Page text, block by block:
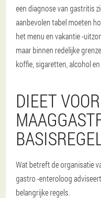
een diagnose van gastritis
aanbevolen tabel moeten
het menu en vakantie -
maar binnen redelijke
koffie, sigaretten, alcohol
DIEET VOOR
Wat betreft de organisatie
gastro -enteroloog
belangrijke regels.